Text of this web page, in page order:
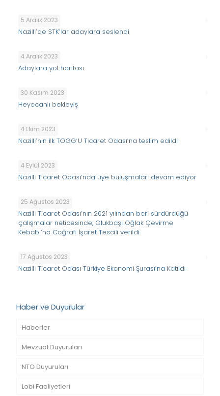
5 Aralık 2023
Nazilli’de STK’lar adaylara seslendi
4 Aralık 2023
Adaylara yol haritası
30 Kasım 2023
Heyecanlı bekleyiş
4 Ekim 2023
Nazilli’nin ilk TOGG’U Ticaret Odası’na teslim edildi
4 Eylül 2023
Nazilli Ticaret Odası’nda üye buluşmaları devam ediyor
25 Ağustos 2023
Nazilli Ticaret Odası’nın 2021 yılından beri sürdürdüğü
çalışmalar neticesinde, Olukbaşı Oğlak Çevirme
Kebabı’na Coğrafi İşaret Tescili verildi.
17 Ağustos 2023
Nazilli Ticaret Odası Türkiye Ekonomi Şurası’na Katıldı
Haber ve Duyurular
Haberler
Mevzuat Duyuruları
NTO Duyuruları
Lobi Faaliyetleri